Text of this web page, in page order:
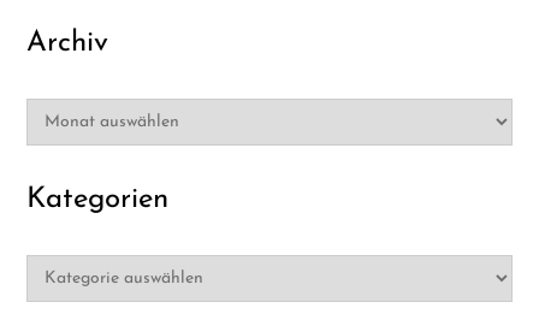
Archiv
Archiv
Kategorien
Kategorien